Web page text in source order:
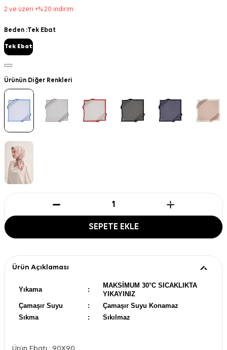
2 ve üzeri +% 20 indirim
Beden :Tek Ebat
Tek Ebat
Ürünün Diğer Renkleri
SEPETE EKLE
Ürün Açıklaması
Yıkama :
MAKSİMUM 30°C SICAKLIKTA
YIKAYINIZ
Çamaşır Suyu
:
Çamaşır Suyu Konamaz
Sıkma
: Sıkılmaz
Ürün Ebatı : 90X90